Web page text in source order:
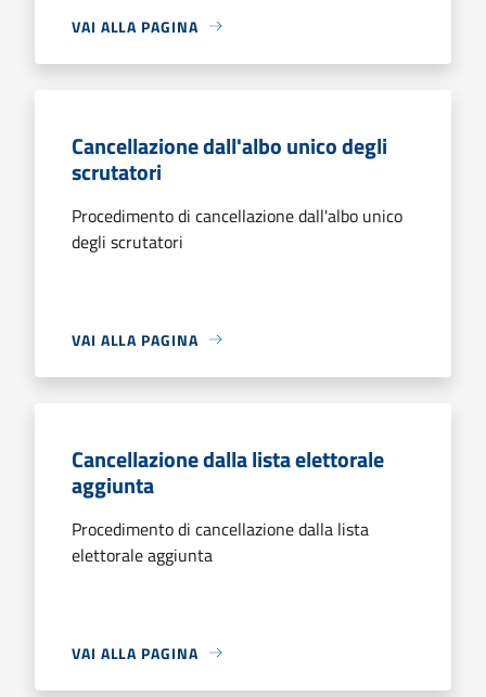
VAI ALLA PAGINA
Cancellazione dall'albo unico degli
scrutatori
Procedimento di cancellazione dall'albo unico
degli scrutatori
VAI ALLA PAGINA
Cancellazione dalla lista elettorale
aggiunta
Procedimento di cancellazione dalla lista
elettorale aggiunta
VAI ALLA PAGINA